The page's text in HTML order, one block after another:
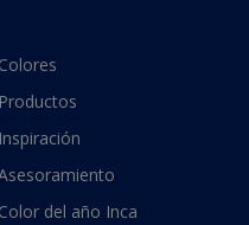
Colores
Productos
Inspiración
Color del año Inca